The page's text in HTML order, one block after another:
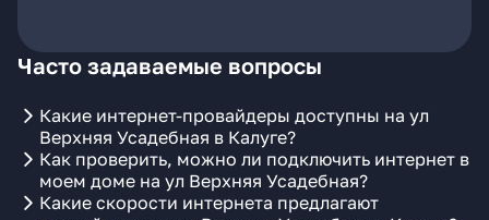
Часто задаваемые вопросы
Какие интернет-провайдеры доступны на ул
Верхняя Усадебная в Калуге?
Как проверить, можно ли подключить интернет в
моем доме на ул Верхняя Усадебная?
Какие скорости интернета предлагают